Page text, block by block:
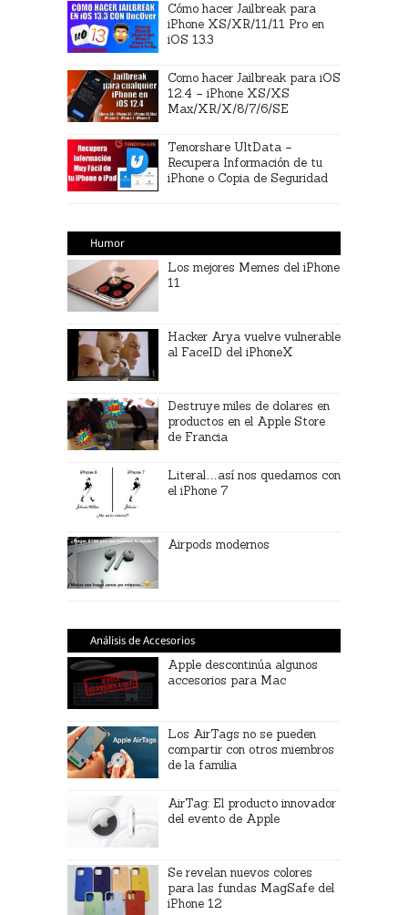
Cómo hacer Jailbreak para
iPhone XS/XR/11/11 Pro en
iOS 13.3
Como hacer Jailbreak para iOS
12.4 – iPhone XS/XS
Max/XR/X/8/7/6/SE
Tenorshare UltData –
Recupera Información de tu
iPhone o Copia de Seguridad
Humor
Los mejores Memes del iPhone
11
Hacker Arya vuelve vulnerable
al FaceID del iPhoneX
Destruye miles de dolares en
productos en el Apple Store
de Francia
Literal…así nos quedamos con
el iPhone 7
Airpods modernos
Análisis de Accesorios
Apple descontinúa algunos
accesorios para Mac
Los AirTags no se pueden
compartir con otros miembros
de la familia
AirTag: El producto innovador
del evento de Apple
Se revelan nuevos colores
para las fundas MagSafe del
iPhone 12